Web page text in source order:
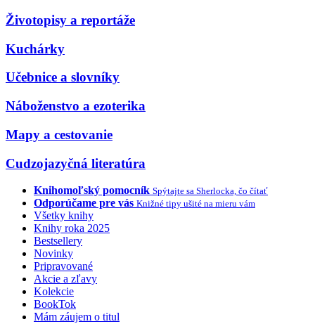
Životopisy a reportáže
Kuchárky
Učebnice a slovníky
Náboženstvo a ezoterika
Mapy a cestovanie
Cudzojazyčná literatúra
Knihomoľský pomocník Spýtajte sa Sherlocka, čo čítať
Odporúčame pre vás Knižné tipy ušité na mieru vám
Všetky knihy
Knihy roka 2025
Bestsellery
Novinky
Pripravované
Akcie a zľavy
Kolekcie
BookTok
Mám záujem o titul